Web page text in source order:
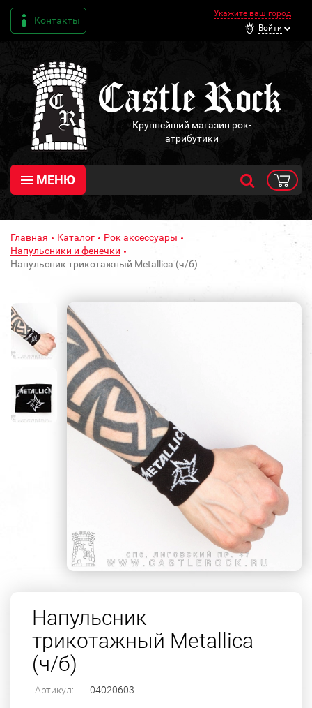
Контакты
Укажите ваш город
Войти
Крупнейший магазин рок-
атрибутики
МЕНЮ
Главная Каталог
Рок аксессуары
Напульсники и фенечки
Напульсник трикотажный Metallica (ч/б)
Напульсник
трикотажный Metallica
(ч/б)
Артикул: 04020603